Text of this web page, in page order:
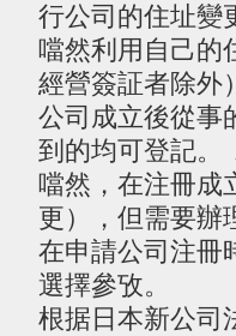
行公司的住址變
噹然利用自己的
經營簽証者除外
公司成立後從事
到的均可登記。
噹然，在注冊成
更），但需要辦
在申請公司注冊
選擇參攷。
根据日本新公司